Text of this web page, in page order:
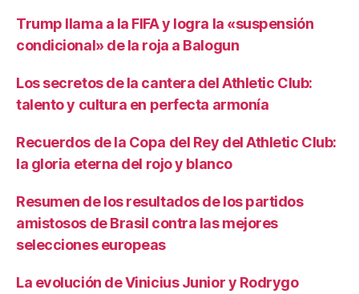
Trump llama a la FIFA y logra la «suspensión
condicional» de la roja a Balogun
Los secretos de la cantera del Athletic Club:
talento y cultura en perfecta armonía
Recuerdos de la Copa del Rey del Athletic Club:
la gloria eterna del rojo y blanco
Resumen de los resultados de los partidos
amistosos de Brasil contra las mejores
selecciones europeas
La evolución de Vinicius Junior y Rodrygo